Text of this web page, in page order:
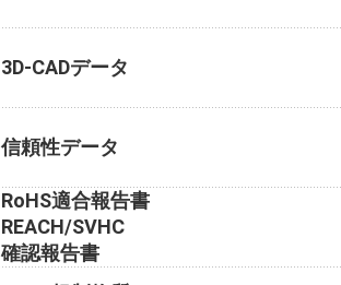
3D-CADデータ
信頼性データ
RoHS適合報告書
REACH/SVHC
確認報告書